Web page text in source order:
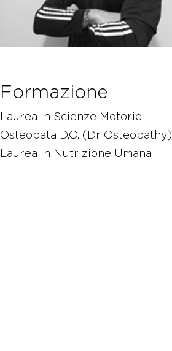
Formazione
Laurea in Scienze Motorie
Osteopata D.O. (Dr Osteopathy)
Laurea in Nutrizione Umana